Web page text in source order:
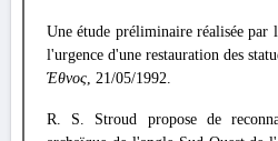
Une étude préliminaire réalisée par
l'urgence d'une restauration des
Έθνος, 21/05/1992.
R. S. Stroud propose de